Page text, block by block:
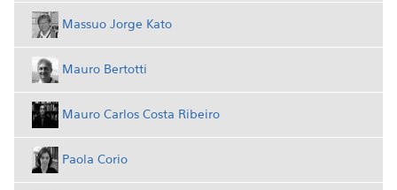
Massuo Jorge Kato
Mauro Bertotti
Mauro Carlos Costa Ribeiro
Paola Corio